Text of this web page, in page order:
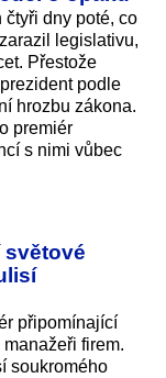
dny poté, co
legislativu,
Přestože
podle
hrozbu zákona.
premiér
s nimi vůbec
světové
připomínající
firem.
soukromého